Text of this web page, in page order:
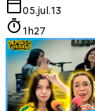
05.jul.13
1h27